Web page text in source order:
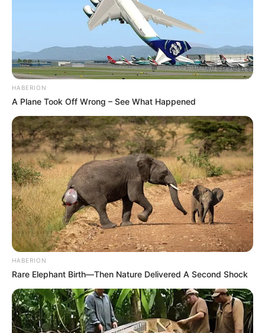
HABERION
A Plane Took Off Wrong – See What Happened
HABERION
Rare Elephant Birth—Then Nature Delivered A Second Shock